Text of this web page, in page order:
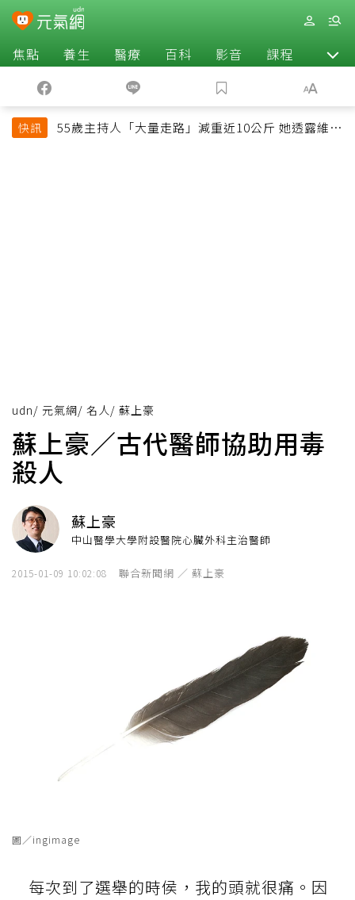
焦點 養生 醫療 百科 影音 課程 退休
快訊
55歲主持人「大量走路」減重近10公斤 她透露維持
udn/ 元氣網/ 名人/ 蘇上豪
蘇上豪／古代醫師協助用毒
殺人
蘇上豪
中山醫學大學附設醫院心臟外科主治醫師
2015-01-09 10:02:08 聯合新聞網 ／ 蘇上豪
圖／ingimage
每次到了選舉的時侯，我的頭就很痛。因